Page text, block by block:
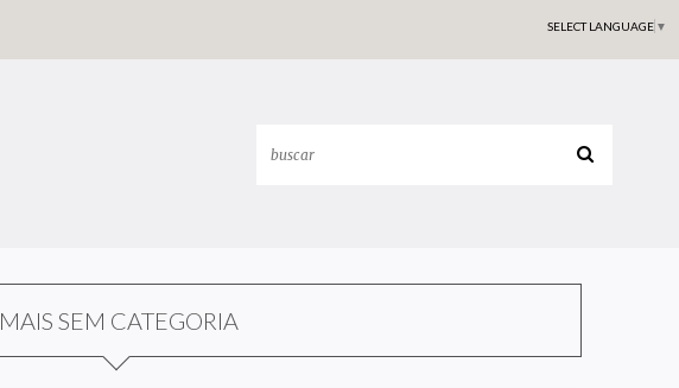
SELECT LANGUAGE ▼
MAIS SEM CATEGORIA